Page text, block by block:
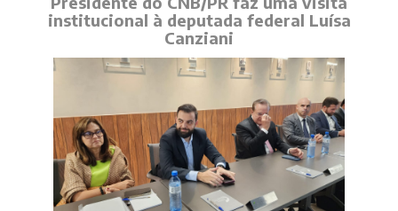
institucional à deputada federal Luísa
Canziani